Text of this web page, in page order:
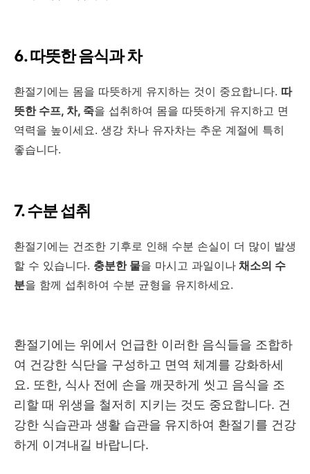
6. 따뜻한 음식과 차
환절기에는 몸을 따뜻하게 유지하는 것이 중요합니다. 따
뜻한 수프, 차, 죽을 섭취하여 몸을 따뜻하게 유지하고 면
역력을 높이세요. 생강 차나 유자차는 추운 계절에 특히
좋습니다.
7. 수분 섭취
환절기에는 건조한 기후로 인해 수분 손실이 더 많이 발생
할 수 있습니다. 충분한 물을 마시고 과일이나 채소의 수
분을 함께 섭취하여 수분 균형을 유지하세요.
환절기에는 위에서 언급한 이러한 음식들을 조합하
여 건강한 식단을 구성하고 면역 체계를 강화하세
요. 또한, 식사 전에 손을 깨끗하게 씻고 음식을 조
리할 때 위생을 철저히 지키는 것도 중요합니다. 건
강한 식습관과 생활 습관을 유지하여 환절기를 건강
하게 이겨내길 바랍니다.